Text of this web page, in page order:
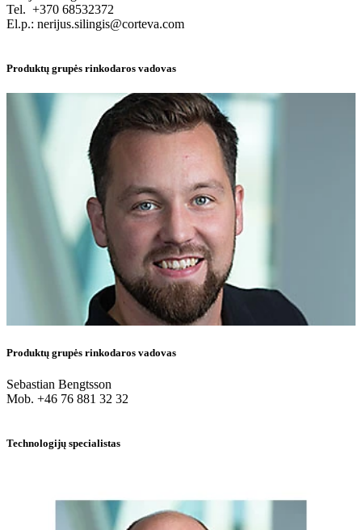
Tel. +370 68532372
El.p.: nerijus.silingis@corteva.com
Produktų grupės rinkodaros vadovas
Produktų grupės rinkodaros vadovas
Sebastian Bengtsson
Mob. +46 76 881 32 32
Technologijų specialistas